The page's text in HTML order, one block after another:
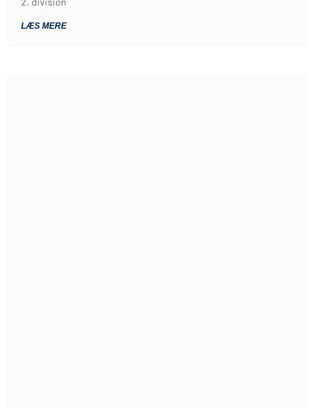
LÆS MERE